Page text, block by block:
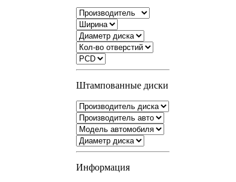
Штампованные диски
Информация